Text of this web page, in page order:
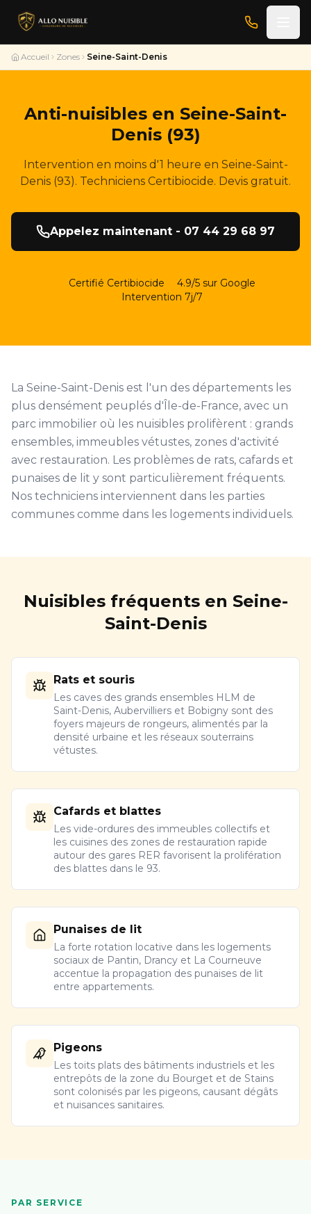
Accueil Zones Seine-Saint-Denis
Anti-nuisibles en Seine-Saint-
Denis (93)
Intervention en moins d'1 heure en Seine-Saint-
Denis (93). Techniciens Certibiocide. Devis gratuit.
Appelez maintenant - 07 44 29 68 97
Certifié Certibiocide
4.9/5 sur Google
Intervention 7j/7
La Seine-Saint-Denis est l'un des départements les
plus densément peuplés d'Île-de-France, avec un
parc immobilier où les nuisibles prolifèrent : grands
ensembles, immeubles vétustes, zones d'activité
avec restauration. Les problèmes de rats, cafards et
punaises de lit y sont particulièrement fréquents.
Nos techniciens interviennent dans les parties
communes comme dans les logements individuels.
Nuisibles fréquents en Seine-
Saint-Denis
Rats et souris
Les caves des grands ensembles HLM de
Saint-Denis, Aubervilliers et Bobigny sont des
foyers majeurs de rongeurs, alimentés par la
densité urbaine et les réseaux souterrains
vétustes.
Cafards et blattes
Les vide-ordures des immeubles collectifs et
les cuisines des zones de restauration rapide
autour des gares RER favorisent la prolifération
des blattes dans le 93.
Punaises de lit
La forte rotation locative dans les logements
sociaux de Pantin, Drancy et La Courneuve
accentue la propagation des punaises de lit
entre appartements.
Pigeons
Les toits plats des bâtiments industriels et les
entrepôts de la zone du Bourget et de Stains
sont colonisés par les pigeons, causant dégâts
et nuisances sanitaires.
PAR SERVICE